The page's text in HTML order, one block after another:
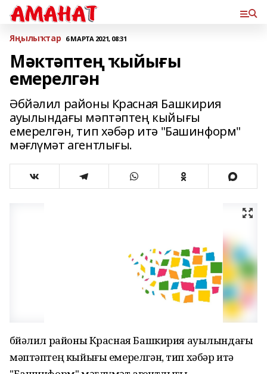
Яңылыҡтар 6 МАРТА 2021, 08:31
Мәктәптең ҡыйығы
емерелгән
Әбйәлил районы Красная Башкирия
ауылындағы мәптәптең кыйығы
емерелгән, тип хәбәр итә "Башинформ"
мәғлүмәт агентлығы.
Әбйәлил районы Красная Башкирия ауылындағы
мәптәптең кыйығы емерелгән, тип хәбәр итә